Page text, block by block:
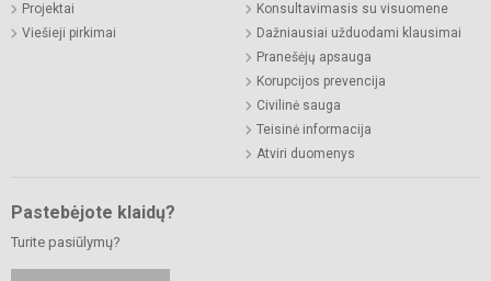
Projektai
Viešieji pirkimai
Konsultavimasis su visuomene
Dažniausiai užduodami klausimai
Pranešėjų apsauga
Korupcijos prevencija
Civilinė sauga
Teisinė informacija
Atviri duomenys
Pastebėjote klaidų?
Turite pasiūlymų?